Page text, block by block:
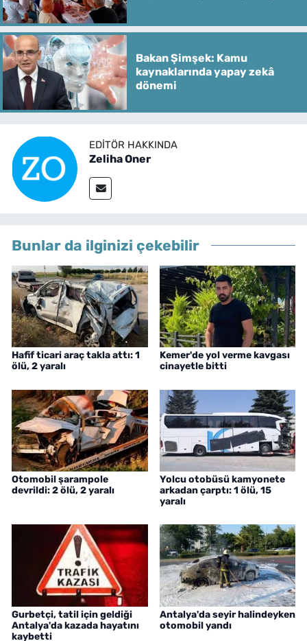
Bakan Şimşek: Kamu
kaynaklarında yapay zekâ
dönemi
EDITÖR HAKKINDA
Zeliha Oner
Bunlar da ilginizi çekebilir
Hafif ticari araç takla attı: 1
ölü, 2 yaralı
Kemer'de yol verme kavgası
cinayetle bitti
Otomobil şarampole
devrildi: 2 ölü, 2 yaralı
Yolcu otobüsü kamyonete
arkadan çarptı: 1 ölü, 15
yaralı
Gurbetçi, tatil için geldiği
Antalya'da kazada hayatını
kaybetti
Antalya'da seyir halindeyken
otomobil yandı